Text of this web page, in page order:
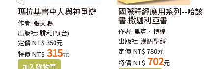
瑪拉基書中人與神爭辯
作者:張天賜
出版社:腓利門(台)
定價:NT$ 350元
特價:NT$ 315元
國際釋經應用系列--哈該
書.撒迦利亞書
作者:馬克．博達
出版社: 漢語聖經
定價:NT$ 780元
特價:NT$ 702元